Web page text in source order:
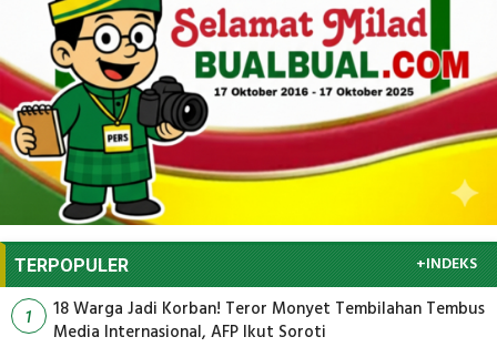
TERPOPULER +INDEKS
1
18 Warga Jadi Korban! Teror Monyet Tembilahan Tembus
Media Internasional, AFP Ikut Soroti